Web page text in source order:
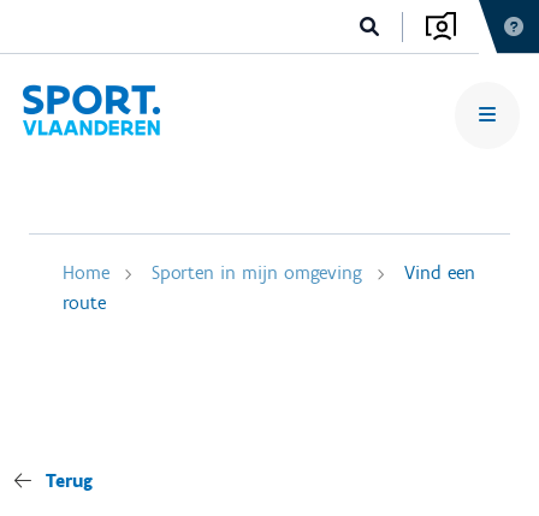
Home Sporten in mijn omgeving
Vind een
route
Terug